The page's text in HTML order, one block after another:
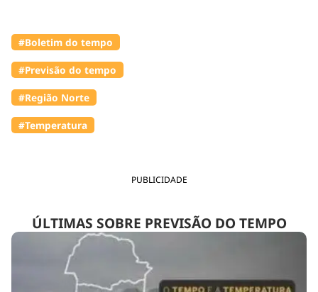
PUBLICIDADE
ÚLTIMAS SOBRE PREVISÃO DO TEMPO
#Boletim do tempo
#Previsão do tempo
#Região Norte
#Temperatura